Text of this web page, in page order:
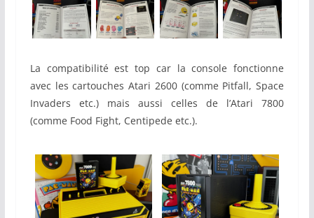
La compatibilité est top car la console fonctionne
avec les cartouches Atari 2600 (comme Pitfall, Space
Invaders etc.) mais aussi celles de l’Atari 7800
(comme Food Fight, Centipede etc.).